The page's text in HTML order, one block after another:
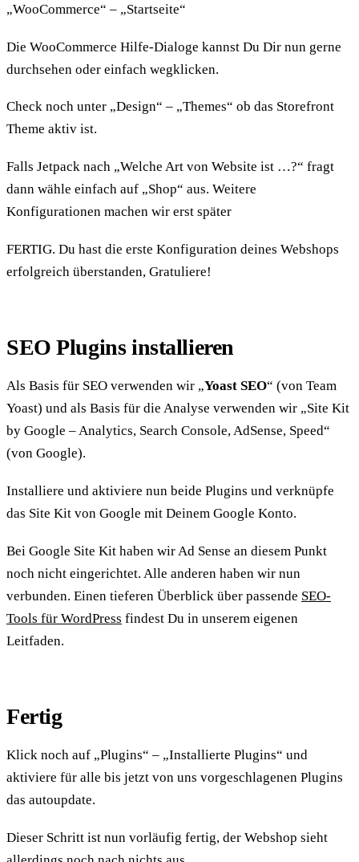
„WooCommerce“ – „Startseite“
Die WooCommerce Hilfe-Dialoge kannst Du Dir nun gerne
durchsehen oder einfach wegklicken.
Check noch unter „Design“ – „Themes“ ob das Storefront
Theme aktiv ist.
Falls Jetpack nach „Welche Art von Website ist …?“ fragt
dann wähle einfach auf „Shop“ aus. Weitere
Konfigurationen machen wir erst später
FERTIG. Du hast die erste Konfiguration deines Webshops
erfolgreich überstanden, Gratuliere!
SEO Plugins installieren
Als Basis für SEO verwenden wir „Yoast SEO“ (von Team
Yoast) und als Basis für die Analyse verwenden wir „Site Kit
by Google – Analytics, Search Console, AdSense, Speed“
(von Google).
Installiere und aktiviere nun beide Plugins und verknüpfe
das Site Kit von Google mit Deinem Google Konto.
Bei Google Site Kit haben wir Ad Sense an diesem Punkt
noch nicht eingerichtet. Alle anderen haben wir nun
verbunden. Einen tieferen Überblick über passende SEO-
Tools für WordPress findest Du in unserem eigenen
Leitfaden.
Fertig
Klick noch auf „Plugins“ – „Installierte Plugins“ und
aktiviere für alle bis jetzt von uns vorgeschlagenen Plugins
das autoupdate.
Dieser Schritt ist nun vorläufig fertig, der Webshop sieht